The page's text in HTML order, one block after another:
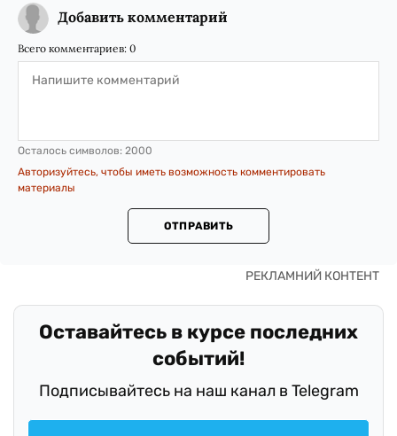
Добавить комментарий
Всего комментариев: 0
Осталось символов: 2000
Авторизуйтесь, чтобы иметь возможность комментировать
материалы
ОТПРАВИТЬ
Оставайтесь в курсе последних
событий!
Подписывайтесь на наш канал в Telegram